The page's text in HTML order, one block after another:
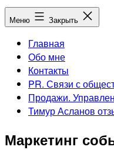
Меню Закрыть
Главная
Обо мне
Контакты
PR. Связи с
Продажи.
Тимур Асланов
Маркетинг